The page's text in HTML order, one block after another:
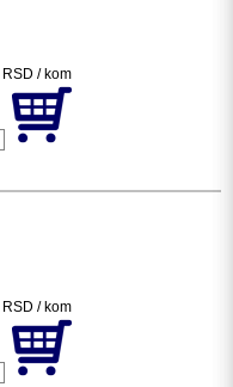
RSD / kom
RSD / kom